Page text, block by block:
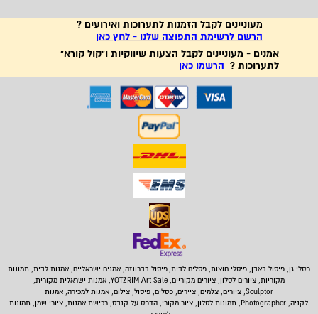
פסלי גן, פיסול באבן, פיסלי חוצות, פסלים לבית,פיסול בברונזה, אמנים ישראליים, אמנות לבית, תמונות
מקוריות, ציורים לסלון, ציורים מקוריים, YOTZRIM Art Sale, אמנות ישראלית מקורית,
Sculptor, ציורים, צלמים, ציירים, פסלים, פיסול, צילום, אמנות למכירה, אמנות
לקניה, Photographer, תמונות לסלון, ציור מקורי, הדפס על קנבס, רכישת אמנות, ציורי שמן, תמונות
מעוניינים לקבל הזמנות לתערוכות ואירועים ?
הרשם לרשימת התפוצה שלנו - לחץ כאן
אמנים - מעוניינים לקבל הצעות שיווקיות ו"קול קורא"
לתערוכות ? הרשמו כאן